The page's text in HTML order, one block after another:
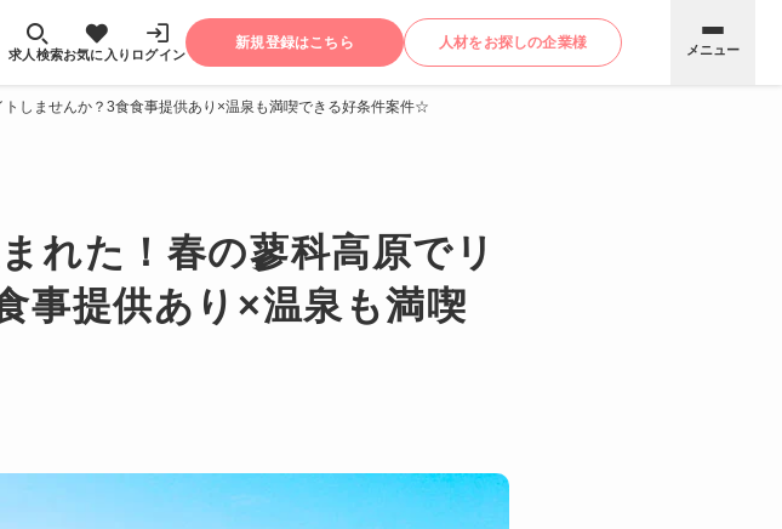
求人検索お気に入り ログイン
新規登録はこちら 人材をお探しの企業様 メニュー
しませんか？3食食事提供あり×温泉も満喫できる好条件案件☆
れた！春の蓼科高原でリ
事提供あり×温泉も満喫